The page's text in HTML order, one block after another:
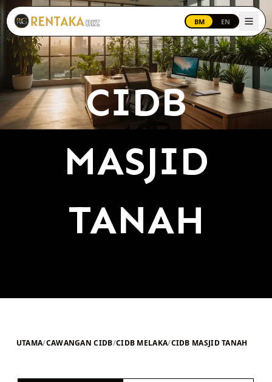
Langkau ke kandungan utama
BM EN
CIDB
MASJID
TANAH
UTAMA/CAWANGAN CIDB/CIDB MELAKA/CIDB MASJID TANAH